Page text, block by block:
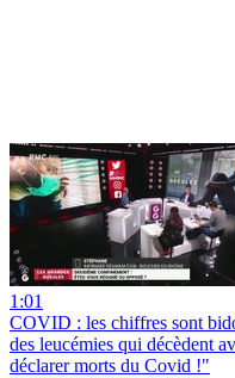
1:01
COVID : les chiffres sont
des leucémies qui décèdent
déclarer morts du Covid !"